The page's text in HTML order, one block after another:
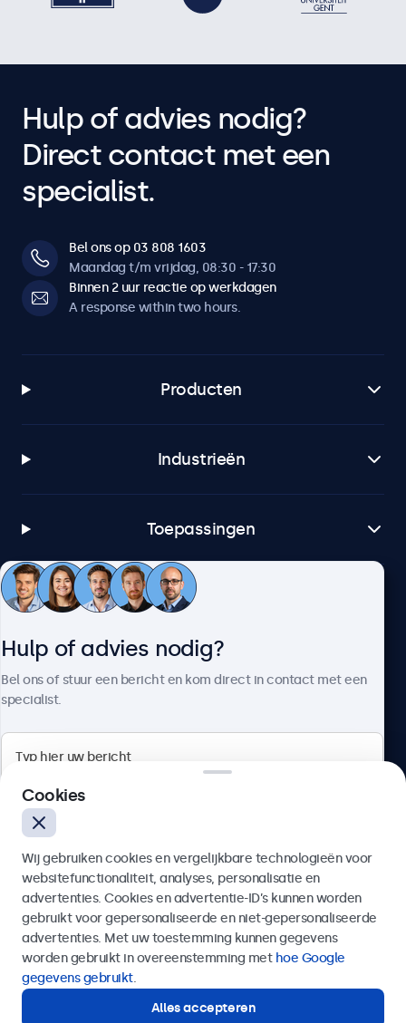
Hulp of advies nodig?
Direct contact met een
specialist.
Bel ons op 03 808 1603
Maandag t/m vrijdag, 08:30 - 17:30
Binnen 2 uur reactie op werkdagen
A response within two hours.
Producten
Industrieën
Toepassingen
Klantenservice
4.8/5 door 5000+ bedrijven
Nederlands
Hulp of advies nodig?
Bel ons of stuur een bericht en kom direct in contact met een
specialist.
Verzenden
Of bel ons op
Hulp of advies nodig?
Cookies
Wij gebruiken cookies en vergelijkbare technologieën voor
websitefunctionaliteit, analyses, personalisatie en
advertenties. Cookies en advertentie-ID’s kunnen worden
gebruikt voor gepersonaliseerde en niet-gepersonaliseerde
advertenties. Met uw toestemming kunnen gegevens
worden gebruikt in overeenstemming met hoe Google
gegevens gebruikt.
Alles accepteren